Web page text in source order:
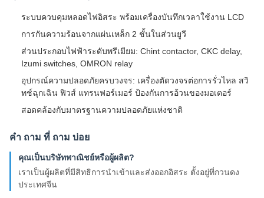
ระบบควบคุมหลอดไฟอิสระ พร้อมเครื่องบันทึกเวลาใช้งาน LCD
การกันความร้อนจากแผ่นเหล็ก 2 ชั้นในส่วนยูวี
ส่วนประกอบไฟฟ้าระดับพรีเมียม: Chint contactor, CKC delay,
Izumi switches, OMRON relay
อุปกรณ์ความปลอดภัยครบวงจร: เครื่องตัดวงจรต่อการรั่วไหล สวิ
ทช์ฉุกเฉิน ฟิวส์ แทรนฟอร์เมอร์ ป้องกันการอ้วนของมอเตอร์
สอดคล้องกับมาตรฐานความปลอดภัยแห่งชาติ
คํา ถาม ที่ ถาม บ่อย
คุณเป็นบริษัทพาณิชย์หรือผู้ผลิต?
เราเป็นผู้ผลิตที่มีสิทธิการนําเข้าและส่งออกอิสระ ตั้งอยู่ที่กวนดง
ประเทศจีน